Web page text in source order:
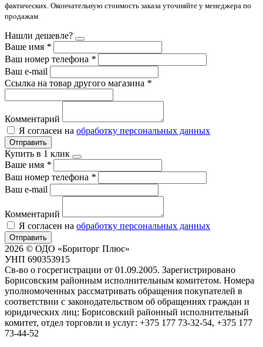
фактических. Окончательную стоимость заказа уточняйте у менеджера по
продажам
Нашли дешевле?
Ваше имя *
Ваш номер телефона *
Ваш e-mail
Ссылка на товар другого магазина *
Комментарий
Я согласен на обработку персональных данных
Отправить
Купить в 1 клик
Ваше имя *
Ваш номер телефона *
Ваш e-mail
Комментарий
Я согласен на обработку персональных данных
Отправить
2026 © ОДО «Бориторг Плюс»
УНП 690353915
Св-во о госрегистрации от 01.09.2005. Зарегистрировано
Борисовским районным исполнительным комитетом. Номера
уполномоченных рассматривать обращения покупателей в
соответствии с законодательством об обращениях граждан и
юридических лиц: Борисовский районный исполнительный
комитет, отдел торговли и услуг: +375 177 73-32-54, +375 177
73-44-52